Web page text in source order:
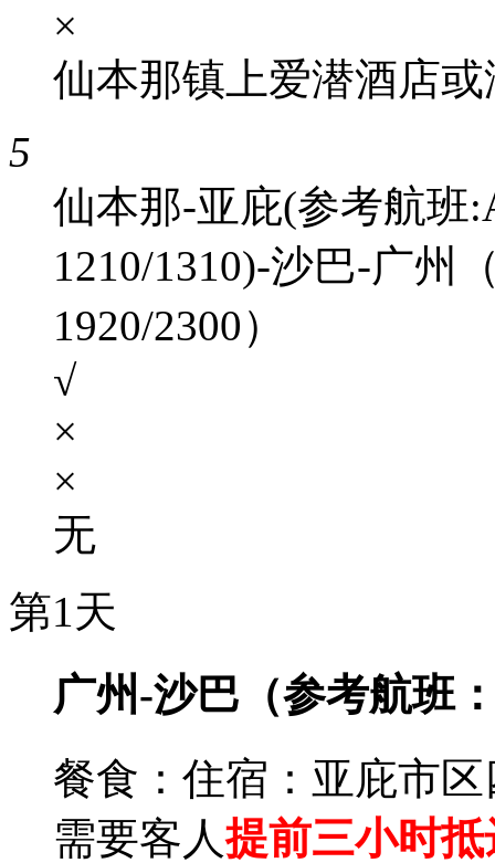
×
仙本那镇上爱潜酒店
5
仙本那-亚庇(参考航班
1210/1310)-沙巴-广州
1920/2300）
√
×
×
无
第1天
广州-沙巴（参考航班
餐食： 住宿：亚庇市
需要客人提前三小时